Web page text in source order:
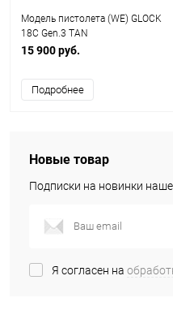
Модель пистолета (WE) GLOCK
18C Gen.3 TAN
15 900 руб.
Подробнее
Новые товар
Подписки на новинки
Я согласен на